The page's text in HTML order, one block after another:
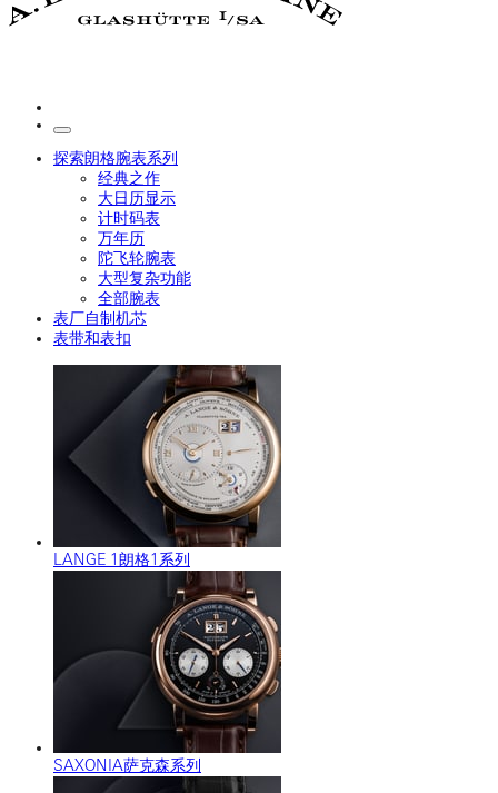
探索朗格腕表系列
经典之作
大日历显示
计时码表
万年历
陀飞轮腕表
大型复杂功能
全部腕表
表厂自制机芯
表带和表扣
LANGE 1朗格1系列
SAXONIA萨克森系列